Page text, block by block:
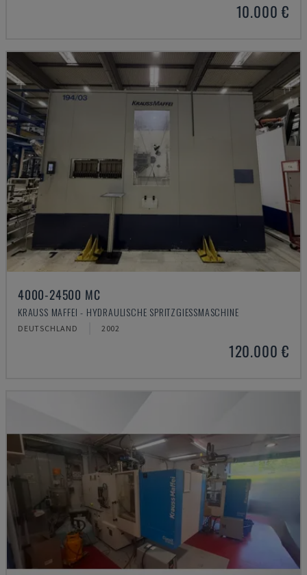
10.000 €
4000-24500 MC
KRAUSS MAFFEI - HYDRAULISCHE SPRITZGIESSMASCHINE
DEUTSCHLAND 2002
120.000 €